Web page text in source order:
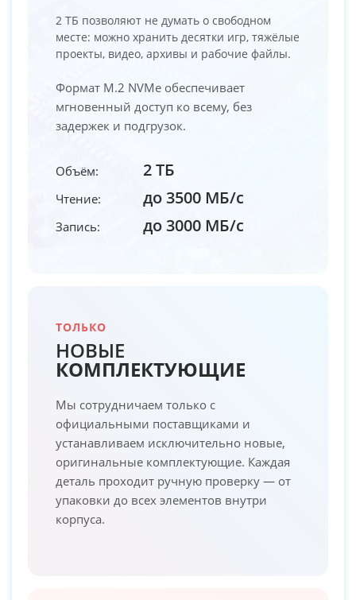
2 ТБ позволяют не думать о свободном
месте: можно хранить десятки игр, тяжёлые
проекты, видео, архивы и рабочие файлы.
Формат M.2 NVMe обеспечивает
мгновенный доступ ко всему, без
задержек и подгрузок.
Объём: 2 ТБ
Чтение: до 3500 МБ/с
Запись: до 3000 МБ/с
ТОЛЬКО
НОВЫЕ
КОМПЛЕКТУЮЩИЕ
Мы сотрудничаем только с
официальными поставщиками и
устанавливаем исключительно новые,
оригинальные комплектующие. Каждая
деталь проходит ручную проверку — от
упаковки до всех элементов внутри
корпуса.